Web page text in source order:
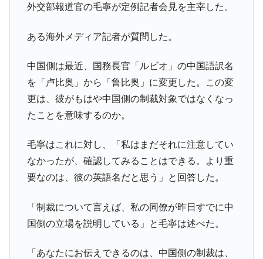
外交部報道官の毛寧が定例記者会見を主宰した。
ある海外メディア記者が質問した。
中国側は最近、国務長官「ルビオ」の中国語訳名
を「卢比奥」から「鲁比奥」に変更した。この変
更は、彼がもはや中国側の制裁対象ではなくなっ
たことを意味するのか。
毛寧はこれに対し、「私はまだそれに注意してい
なかったが、確認してみることはできる。より重
要なのは、彼の英語名だと思う」と回答した。
「制裁について言えば、私の同僚が昨日すでに中
国側の立場を説明している」と毛寧は述べた。
「あなたにお伝えできるのは、中国側の制裁は、